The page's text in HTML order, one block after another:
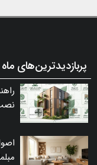
پربازدیدترین‌های ماه
نصب